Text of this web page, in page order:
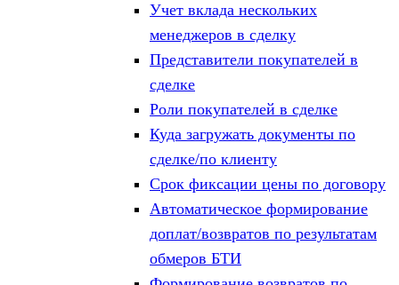
Учет вклада нескольких
менеджеров в сделку
Представители покупателей в
сделке
Роли покупателей в сделке
Куда загружать документы по
сделке/по клиенту
Срок фиксации цены по договору
Автоматическое формирование
доплат/возвратов по результатам
обмеров БТИ